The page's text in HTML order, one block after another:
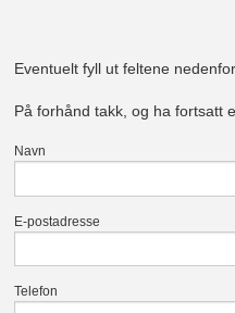
Eventuelt fyll ut feltene
På forhånd takk, og ha fortsatt
Navn
E-postadresse
Telefon